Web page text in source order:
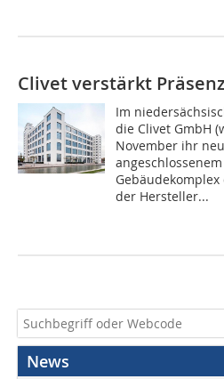
Clivet verstärkt
Im
die Clivet GmbH
November ihr
der Hersteller...
News